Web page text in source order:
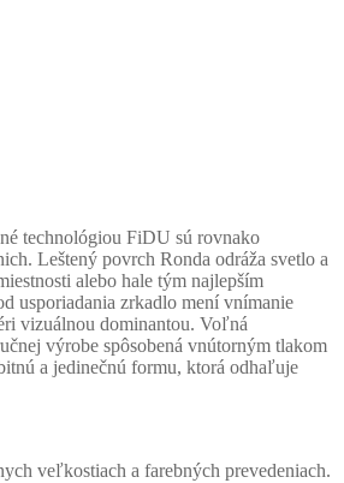
technológiou FiDU sú rovnako
Leštený povrch Ronda odráža svetlo a
alebo hale tým najlepším
usporiadania zrkadlo mení vnímanie
vizuálnou dominantou. Voľná
výrobe spôsobená vnútorným tlakom
a jedinečnú formu, ktorá odhaľuje
veľkostiach a farebných prevedeniach.